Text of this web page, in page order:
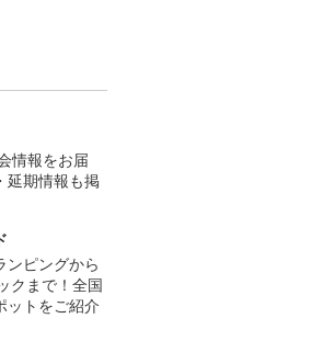
情報をお届
延期情報も掲
ンピングから
クまで！全国
ットをご紹介